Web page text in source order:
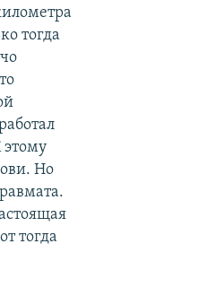
тогда
Но
тогда